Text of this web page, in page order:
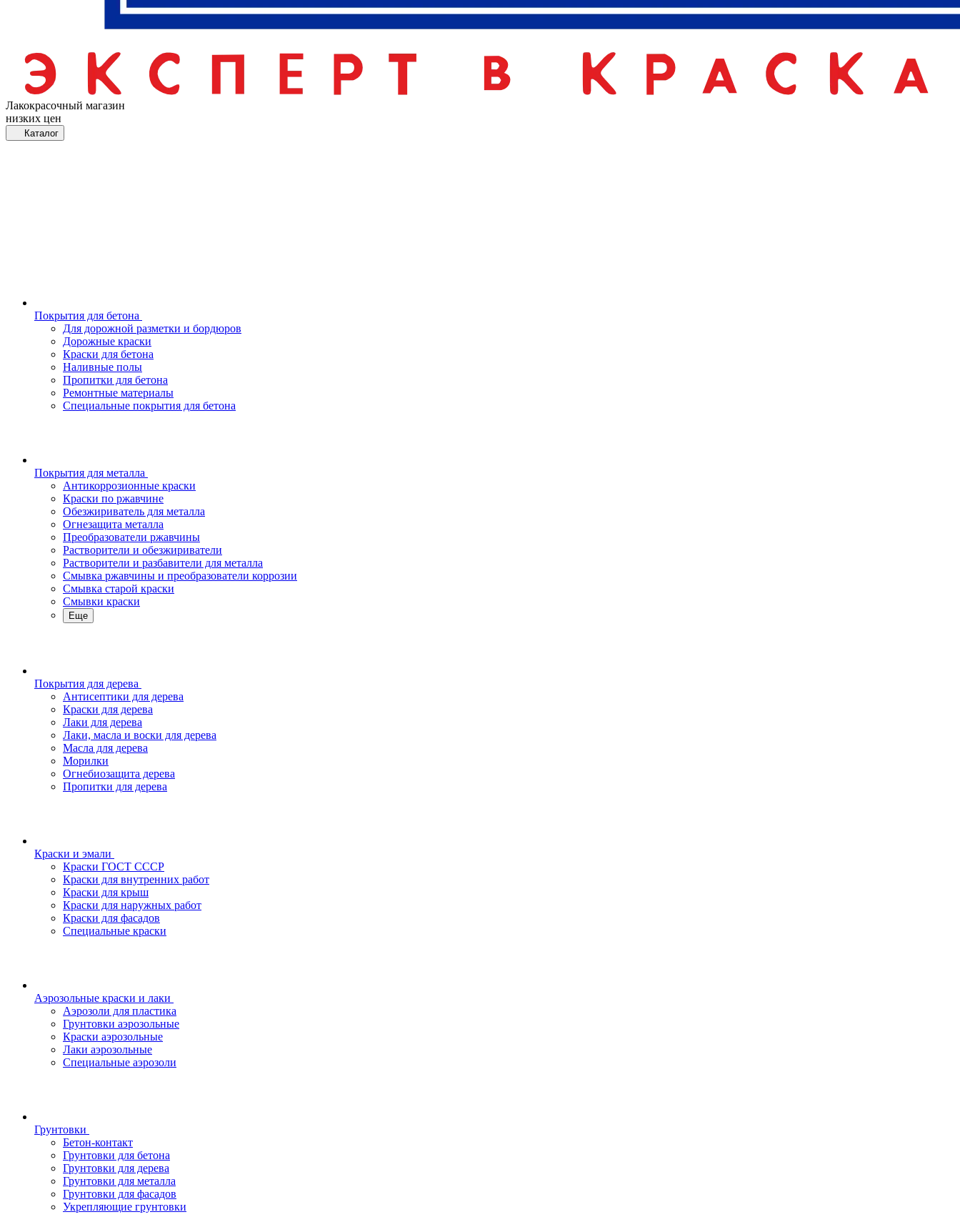
Лакокрасочный магазин
низких цен
Каталог
Покрытия для бетона
Для дорожной разметки и бордюров
Дорожные краски
Краски для бетона
Наливные полы
Пропитки для бетона
Ремонтные материалы
Специальные покрытия для бетона
Покрытия для металла
Антикоррозионные краски
Краски по ржавчине
Обезжириватель для металла
Огнезащита металла
Преобразователи ржавчины
Растворители и обезжириватели
Растворители и разбавители для металла
Смывка ржавчины и преобразователи коррозии
Смывка старой краски
Смывки краски
Еще
Покрытия для дерева
Антисептики для дерева
Краски для дерева
Лаки для дерева
Лаки, масла и воски для дерева
Масла для дерева
Морилки
Огнебиозащита дерева
Пропитки для дерева
Краски и эмали
Краски ГОСТ СССР
Краски для внутренних работ
Краски для крыш
Краски для наружных работ
Краски для фасадов
Специальные краски
Аэрозольные краски и лаки
Аэрозоли для пластика
Грунтовки аэрозольные
Краски аэрозольные
Лаки аэрозольные
Специальные аэрозоли
Грунтовки
Бетон-контакт
Грунтовки для бетона
Грунтовки для дерева
Грунтовки для металла
Грунтовки для фасадов
Укрепляющие грунтовки